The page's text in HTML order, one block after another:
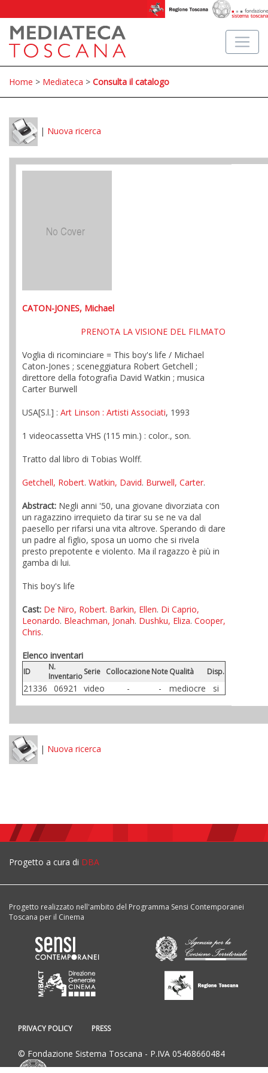
Home > Mediateca > Consulta il catalogo
| Nuova ricerca
CATON-JONES, Michael
PRENOTA LA VISIONE DEL FILMATO
Voglia di ricominciare = This boy's life / Michael
Caton-Jones ; sceneggiatura Robert Getchell ;
direttore della fotografia David Watkin ; musica
Carter Burwell
USA[S.l.] : Art Linson : Artisti Associati, 1993
1 videocassetta VHS (115 min.) : color., son.
Tratto dal libro di Tobias Wolff.
Getchell, Robert. Watkin, David. Burwell, Carter.
Abstract: Negli anni '50, una giovane divorziata con
un ragazzino irrequieto da tirar su se ne va dal
paesello per rifarsi una vita altrove. Sperando di dare
un padre al figlio, sposa un uomo che si rivela
presto prepotente e violento. Ma il ragazzo è più in
gamba di lui.
This boy's life
Cast: De Niro, Robert. Barkin, Ellen. Di Caprio,
Leonardo. Bleachman, Jonah. Dushku, Eliza. Cooper,
Chris.
Elenco inventari
ID
N.
InventarioSerie CollocazioneNoteQualità Disp.
21336 06921 video - - mediocre si
| Nuova ricerca
Progetto a cura di DBA
Progetto realizzato nell'ambito del Programma Sensi Contemporanei
Toscana per il Cinema
PRIVACY POLICY PRESS
© Fondazione Sistema Toscana - P.IVA 05468660484